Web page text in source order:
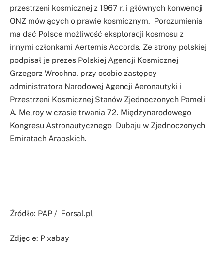
przestrzeni kosmicznej z 1967 r. i głównych konwencji
ONZ mówiących o prawie kosmicznym. Porozumienia
ma dać Polsce możliwość eksploracji kosmosu z
innymi członkami Aertemis Accords. Ze strony polskiej
podpisał je prezes Polskiej Agencji Kosmicznej
Grzegorz Wrochna, przy osobie zastępcy
administratora Narodowej Agencji Aeronautyki i
Przestrzeni Kosmicznej Stanów Zjednoczonych Pameli
A. Melroy w czasie trwania 72. Międzynarodowego
Kongresu Astronautycznego Dubaju w Zjednoczonych
Emiratach Arabskich.
Źródło: PAP / Forsal.pl
Zdjęcie: Pixabay